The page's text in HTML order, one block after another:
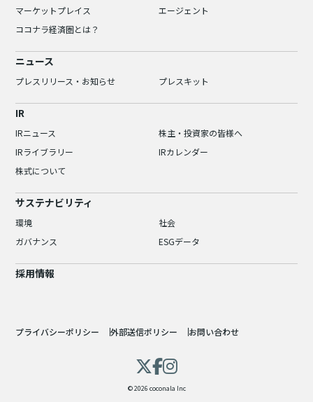
マーケットプレイス
エージェント
ココナラ経済圏とは？
ニュース
プレスリリース・お知らせ プレスキット
IR
IRニュース
株主・投資家の皆様へ
IRライブラリー
IRカレンダー
株式について
サステナビリティ
環境
社会
ガバナンス
ESGデータ
採用情報
プライバシーポリシー 外部送信ポリシー お問い合わせ
© 2026 coconala Inc